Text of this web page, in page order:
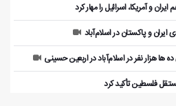
و آمریکا، اسرائیل را مهار کرد
و پاکستان در اسلام‌آباد
ها هزار نفر در اسلام‌آباد در اربعین حسینی
فلسطین تأکید کرد